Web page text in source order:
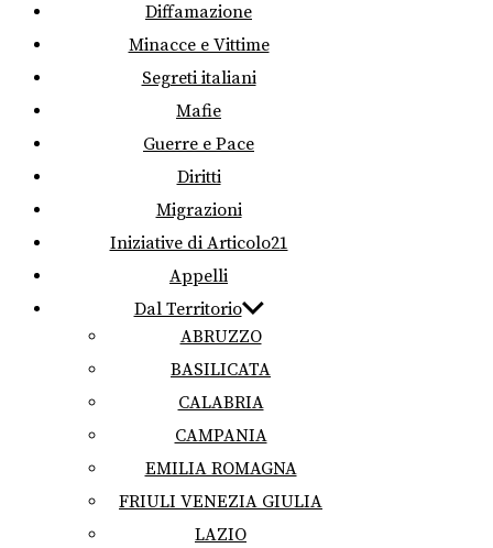
Diffamazione
Minacce e Vittime
Segreti italiani
Mafie
Guerre e Pace
Diritti
Migrazioni
Iniziative di Articolo21
Appelli
Dal Territorio
ABRUZZO
BASILICATA
CALABRIA
CAMPANIA
EMILIA ROMAGNA
FRIULI VENEZIA GIULIA
LAZIO